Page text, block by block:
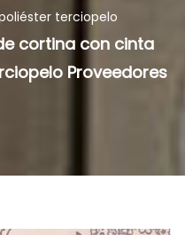
terciopelo
cortina con cinta
Proveedores